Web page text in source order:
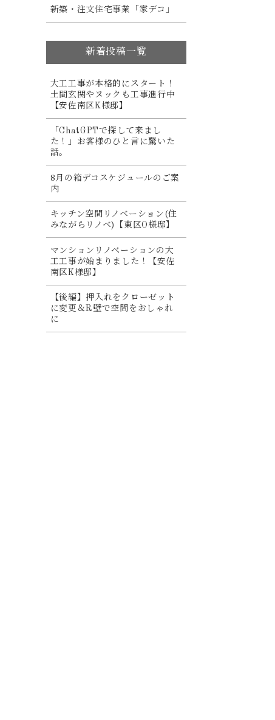
新築・注文住宅事業「家デコ」
新着投稿一覧
大工工事が本格的にスタート！
土間玄関やヌックも工事進行中
【安佐南区K様邸】
「ChatGPTで探して来まし
た！」お客様のひと言に驚いた
話。
8月の箱デコスケジュールのご案
内
キッチン空間リノベーション(住
みながらリノベ)【東区O様邸】
マンションリノベーションの大
工工事が始まりました！【安佐
南区K様邸】
【後編】押入れをクローゼット
に変更＆R壁で空間をおしゃれ
に